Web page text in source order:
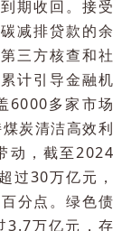
提供再贷款或
定领域和行业
，对于畅通货
行设立碳减排
贷款两项工具
放碳减排贷款
到期收回。接
碳减排贷款的